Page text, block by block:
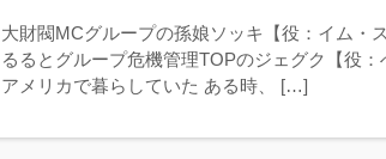
大財閥MCグループの孫娘ソッキ【役：イム・
るるとグループ危機管理TOPのジェグク【役
アメリカで暮らしていた ある時、 […]